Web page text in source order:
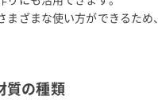
まざまな使い方ができるため
質の種類